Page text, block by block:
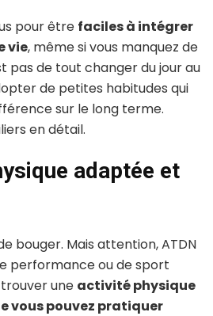
pour être faciles à intégrer
vie, même si vous manquez de
pas de tout changer du jour au
de petites habitudes qui
sur le long terme.
en détail.
adaptée et
bouger. Mais attention, ATDN
performance ou de sport
trouver une activité physique
vous pouvez pratiquer